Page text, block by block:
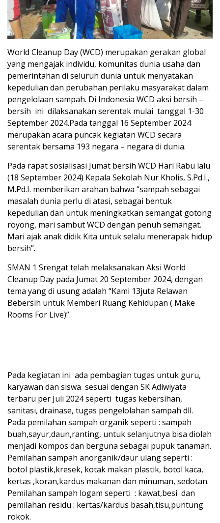
World Cleanup Day (WCD) merupakan gerakan global
yang mengajak individu, komunitas dunia usaha dan
pemerintahan di seluruh dunia untuk menyatakan
kepedulian dan perubahan perilaku masyarakat dalam
pengelolaan sampah. Di Indonesia WCD aksi bersih –
bersih ini dilaksanakan serentak mulai tanggal 1-30
September 2024.Pada tanggal 16 September 2024
merupakan acara puncak kegiatan WCD secara
serentak bersama 193 negara – negara di dunia.
Pada rapat sosialisasi Jumat bersih WCD Hari Rabu lalu
(18 September 2024) Kepala Sekolah Nur Kholis, S.Pd.I.,
M.Pd.I. memberikan arahan bahwa “sampah sebagai
masalah dunia perlu di atasi, sebagai bentuk
kepedulian dan untuk meningkatkan semangat gotong
royong, mari sambut WCD dengan penuh semangat.
Mari ajak anak didik Kita untuk selalu menerapak hidup
bersih”.
SMAN 1 Srengat telah melaksanakan Aksi World
Cleanup Day pada Jumat 20 September 2024, dengan
tema yang di usung adalah “Kami 13juta Relawan
Bebersih untuk Memberi Ruang Kehidupan ( Make
Rooms For Live)”.
Pada kegiatan ini ada pembagian tugas untuk guru,
karyawan dan siswa sesuai dengan SK Adiwiyata
terbaru per Juli 2024 seperti tugas kebersihan,
sanitasi, drainase, tugas pengelolahan sampah dll.
Pada pemilahan sampah organik seperti : sampah
buah,sayur,daun,ranting, untuk selanjutnya bisa diolah
menjadi kompos dan berguna sebagai pupuk tanaman.
Pemilahan sampah anorganik/daur ulang seperti :
botol plastik,kresek, kotak makan plastik, botol kaca,
kertas ,koran,kardus makanan dan minuman, sedotan.
Pemilahan sampah logam seperti : kawat,besi dan
pemilahan residu : kertas/kardus basah,tisu,puntung
rokok.